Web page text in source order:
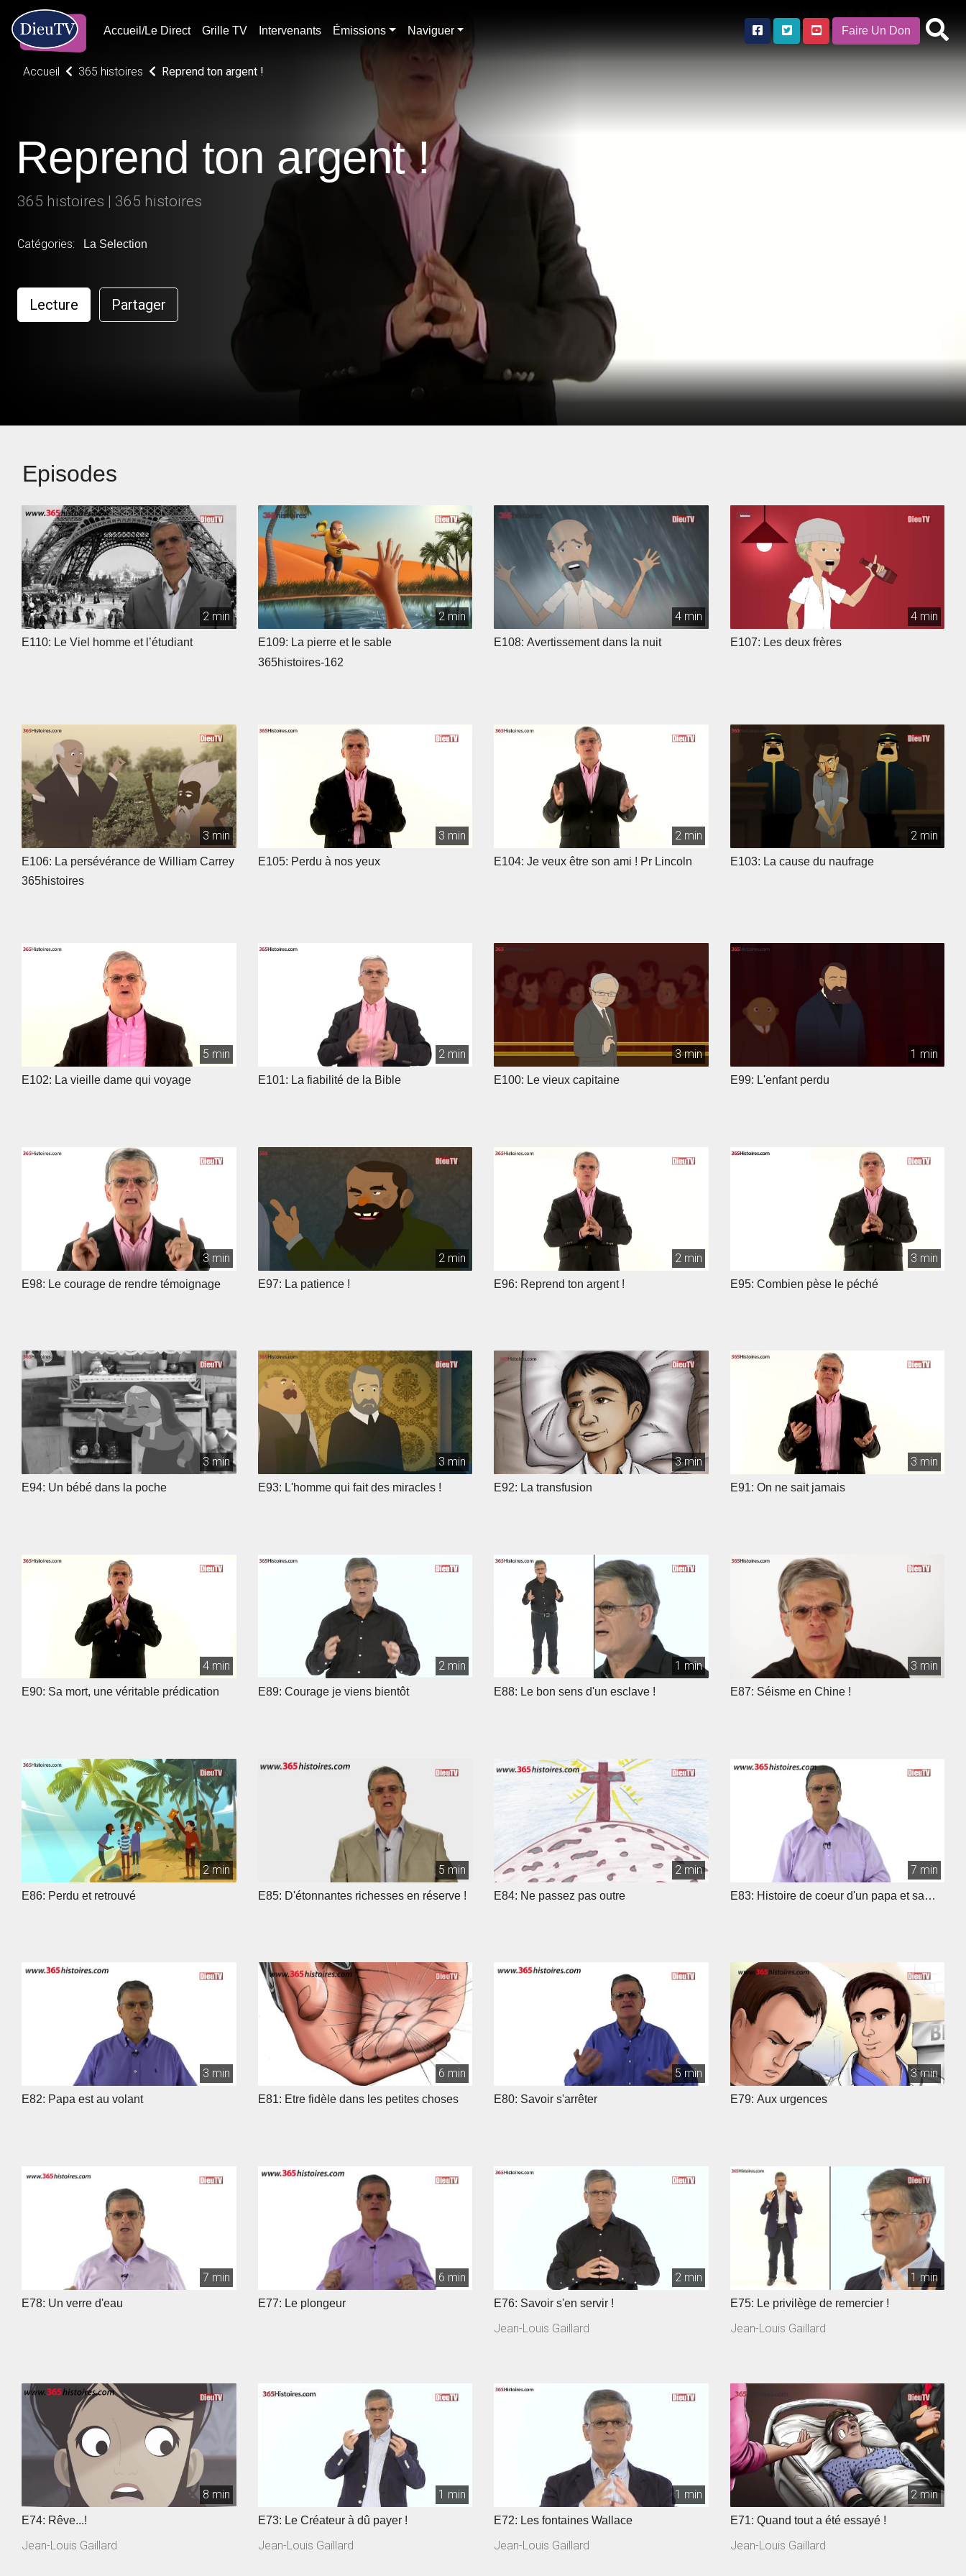
Accueil/Le Direct Grille TV Intervenants Émissions Naviguer Faire Un Don
Accueil 365 histoires Reprend ton argent !
Reprend ton argent !
365 histoires | 365 histoires
Catégories: La Selection
Lecture Partager
Episodes
2 min
E110: Le Viel homme et l’étudiant
2 min
E109: La pierre et le sable
365histoires-162
4 min
E108: Avertissement dans la nuit
4 min
E107: Les deux frères
3 min
E106: La persévérance de William Carrey
365histoires
3 min
E105: Perdu à nos yeux
2 min
E104: Je veux être son ami ! Pr Lincoln
2 min
E103: La cause du naufrage
5 min
E102: La vieille dame qui voyage
2 min
E101: La fiabilité de la Bible
3 min
E100: Le vieux capitaine
1 min
E99: L'enfant perdu
3 min
E98: Le courage de rendre témoignage
2 min
E97: La patience !
2 min
E96: Reprend ton argent !
3 min
E95: Combien pèse le péché
3 min
E94: Un bébé dans la poche
3 min
E93: L'homme qui fait des miracles !
3 min
E92: La transfusion
3 min
E91: On ne sait jamais
4 min
E90: Sa mort, une véritable prédication
2 min
E89: Courage je viens bientôt
1 min
E88: Le bon sens d'un esclave !
3 min
E87: Séisme en Chine !
2 min
E86: Perdu et retrouvé
5 min
E85: D'étonnantes richesses en réserve !
2 min
E84: Ne passez pas outre
7 min
E83: Histoire de coeur d'un papa et sa
3 min
E82: Papa est au volant
6 min
E81: Etre fidèle dans les petites choses
5 min
E80: Savoir s'arrêter
3 min
E79: Aux urgences
7 min
E78: Un verre d'eau
6 min
E77: Le plongeur
2 min
E76: Savoir s'en servir !
Jean-Louis Gaillard
1 min
E75: Le privilège de remercier !
Jean-Louis Gaillard
8 min
E74: Rêve...!
Jean-Louis Gaillard
1 min
E73: Le Créateur à dû payer !
Jean-Louis Gaillard
1 min
E72: Les fontaines Wallace
Jean-Louis Gaillard
2 min
E71: Quand tout a été essayé !
Jean-Louis Gaillard